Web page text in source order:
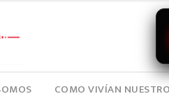
COMO VIVÍAN